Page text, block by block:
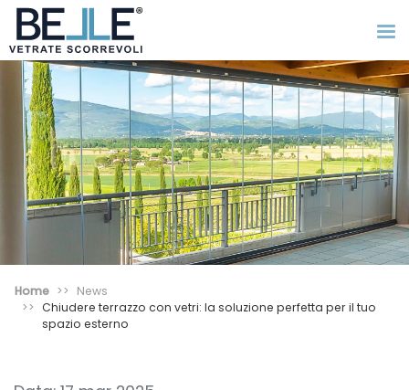
Home
News
Chiudere terrazzo con vetri: la soluzione perfetta per il tuo
spazio esterno